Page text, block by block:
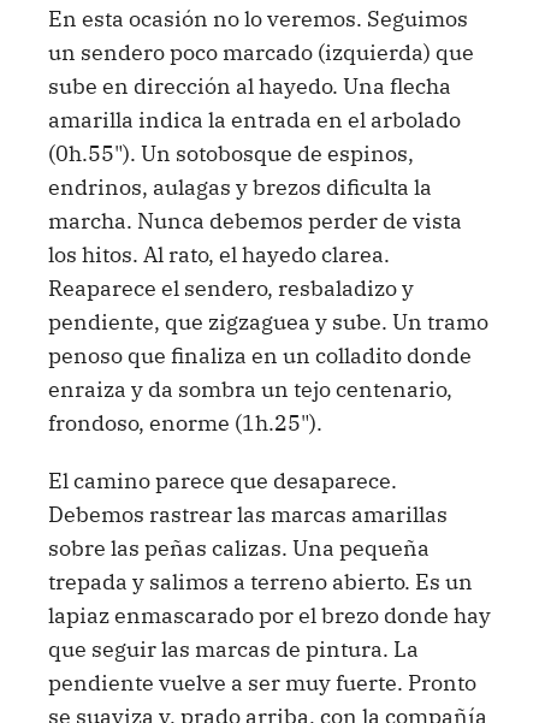
En esta ocasión no lo veremos. Seguimos
un sendero poco marcado (izquierda) que
sube en dirección al hayedo. Una flecha
amarilla indica la entrada en el arbolado
(0h.55"). Un sotobosque de espinos,
endrinos, aulagas y brezos dificulta la
marcha. Nunca debemos perder de vista
los hitos. Al rato, el hayedo clarea.
Reaparece el sendero, resbaladizo y
pendiente, que zigzaguea y sube. Un tramo
penoso que finaliza en un colladito donde
enraiza y da sombra un tejo centenario,
frondoso, enorme (1h.25").
El camino parece que desaparece.
Debemos rastrear las marcas amarillas
sobre las peñas calizas. Una pequeña
trepada y salimos a terreno abierto. Es un
lapiaz enmascarado por el brezo donde hay
que seguir las marcas de pintura. La
pendiente vuelve a ser muy fuerte. Pronto
se suaviza y, prado arriba, con la compañía